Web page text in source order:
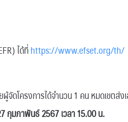
ได้ที่https://www.efset.org/th/
ดโครงการได้จำนวน 1 คน หมดเขตส่ง
กุมภาพันธ์ 2567 เวลา 15.00 น.